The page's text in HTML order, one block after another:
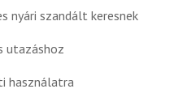
nyári szandált keresnek
utazáshoz
használatra